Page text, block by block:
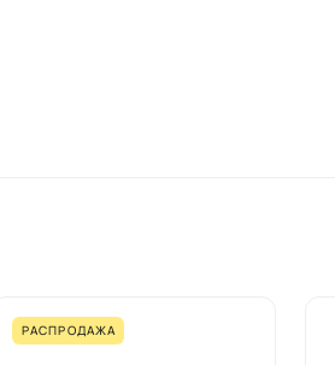
варианты с разъёмом
РАСПРОДАЖА